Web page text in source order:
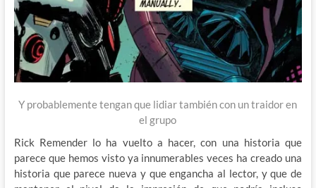
Y probablemente tengan que lidiar también con un traidor en
el grupo
Rick Remender lo ha vuelto a hacer, con una historia que
parece que hemos visto ya innumerables veces ha creado una
historia que parece nueva y que engancha al lector, y que de